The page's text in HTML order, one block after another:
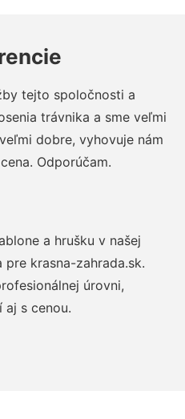
tejto spoločnosti a
trávnika a sme veľmi
dobre, vyhovuje nám
Odporúčam.
a hrušku v našej
krasna-zahrada.sk.
úrovni,
aj s cenou.